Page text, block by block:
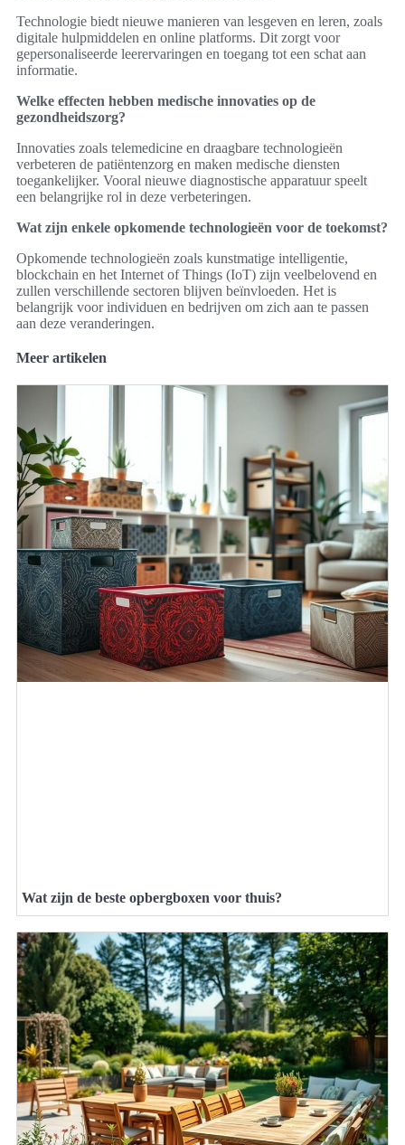
Technologie biedt nieuwe manieren van lesgeven en leren, zoals
digitale hulpmiddelen en online platforms. Dit zorgt voor
gepersonaliseerde leerervaringen en toegang tot een schat aan
informatie.
Welke effecten hebben medische innovaties op de
gezondheidszorg?
Innovaties zoals telemedicine en draagbare technologieën
verbeteren de patiëntenzorg en maken medische diensten
toegankelijker. Vooral nieuwe diagnostische apparatuur speelt
een belangrijke rol in deze verbeteringen.
Wat zijn enkele opkomende technologieën voor de toekomst?
Opkomende technologieën zoals kunstmatige intelligentie,
blockchain en het Internet of Things (IoT) zijn veelbelovend en
zullen verschillende sectoren blijven beïnvloeden. Het is
belangrijk voor individuen en bedrijven om zich aan te passen
aan deze veranderingen.
Meer artikelen
Wat zijn de beste opbergboxen voor thuis?